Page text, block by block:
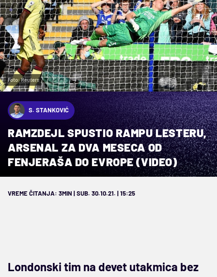
Foto: Reuters
S. STANKOVIĆ
RAMZDEJL SPUSTIO RAMPU LESTERU,
ARSENAL ZA DVA MESECA OD
FENJERAŠA DO EVROPE (VIDEO)
VREME ČITANJA: 3MIN | SUB. 30.10.21. | 15:25
Londonski tim na devet utakmica bez